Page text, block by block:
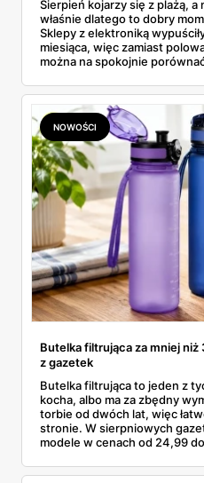
Sierpień kojarzy się z plażą, a
właśnie dlatego to dobry
Sklepy z elektroniką
miesiąca, więc zamiast
można na spokojnie
znalazłam, z cenami i
NOWOŚCI
Butelka filtrująca za mniej niż
z gazetek
Butelka filtrująca to jeden z
kocha, albo ma za zbędny
torbie od dwóch lat, więc
stronie. W sierpniowych
modele w cenach od 24,99
wszystkie oferty i